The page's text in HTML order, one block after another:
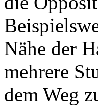
Nähe der
mehrere
dem Weg